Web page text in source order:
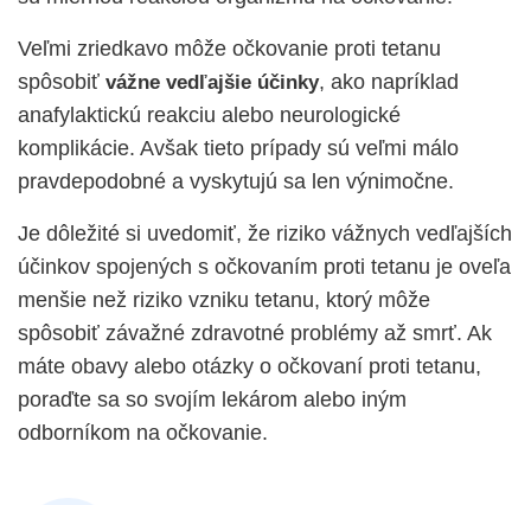
Veľmi zriedkavo môže očkovanie proti tetanu
spôsobiť vážne vedľajšie účinky, ako napríklad
anafylaktickú reakciu alebo neurologické
komplikácie. Avšak tieto prípady sú veľmi málo
pravdepodobné a vyskytujú sa len výnimočne.
Je dôležité si uvedomiť, že riziko vážnych vedľajších
účinkov spojených s očkovaním proti tetanu je oveľa
menšie než riziko vzniku tetanu, ktorý môže
spôsobiť závažné zdravotné problémy až smrť. Ak
máte obavy alebo otázky o očkovaní proti tetanu,
poraďte sa so svojím lekárom alebo iným
odborníkom na očkovanie.